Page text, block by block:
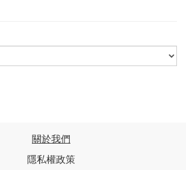
關於我們
隱私權政策